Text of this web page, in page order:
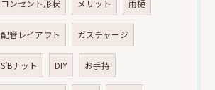
コンセント形状 メリット 雨樋
配管レイアウト ガスチャージ
S’Bナット DIY お手持